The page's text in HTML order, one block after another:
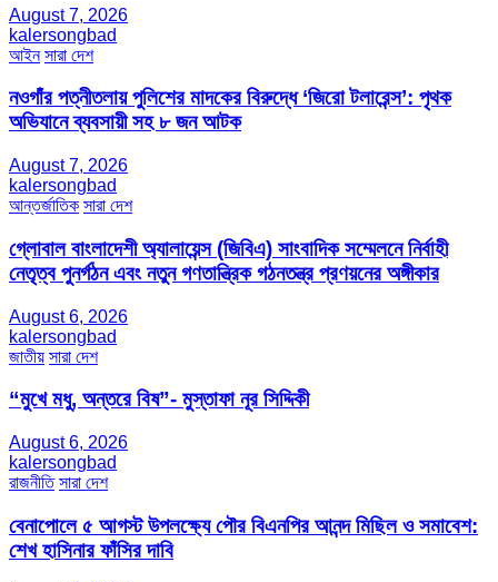
August 7, 2026
kalersongbad
আইন সারা দেশ
নওগাঁর পত্নীতলায় পুলিশের মাদকের বিরুদ্ধে ‘জিরো টলারেন্স’: পৃথক
অভিযানে ব্যবসায়ী সহ ৮ জন আটক
August 7, 2026
kalersongbad
আন্তর্জাতিক সারা দেশ
গ্লোবাল বাংলাদেশী অ্যালায়েন্স (জিবিএ) সাংবাদিক সম্মেলনে নির্বাহী
নেতৃত্ব পুনর্গঠন এবং নতুন গণতান্ত্রিক গঠনতন্ত্র প্রণয়নের অঙ্গীকার
August 6, 2026
kalersongbad
জাতীয় সারা দেশ
“মুখে মধু, অন্তরে বিষ”- মুস্তাফা নূর সিদ্দিকী
August 6, 2026
kalersongbad
রাজনীতি সারা দেশ
বেনাপোলে ৫ আগস্ট উপলক্ষ্যে পৌর বিএনপির আনন্দ মিছিল ও সমাবেশ:
শেখ হাসিনার ফাঁসির দাবি